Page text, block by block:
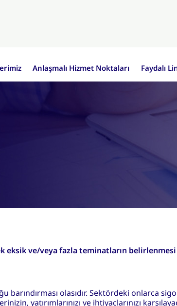
Anlaşmalı Hizmet Noktaları Faydalı
eksik ve/veya fazla teminatların
olasıdır. Sektördeki onlarca
yatırımlarınızı ve ihtiyaçlarınızı